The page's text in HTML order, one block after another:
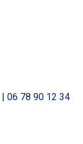
| 06 78 90 12 34